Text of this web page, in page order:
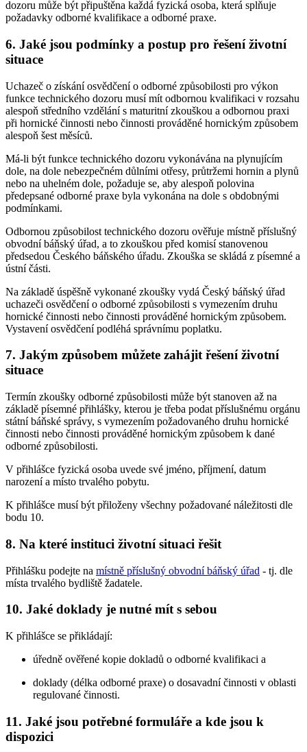
dozoru může být připuštěna každá fyzická osoba, která splňuje
požadavky odborné kvalifikace a odborné praxe.
6. Jaké jsou podmínky a postup pro řešení životní
situace
Uchazeč o získání osvědčení o odborné způsobilosti pro výkon
funkce technického dozoru musí mít odbornou kvalifikaci v rozsahu
alespoň středního vzdělání s maturitní zkouškou a odbornou praxi
při hornické činnosti nebo činnosti prováděné hornickým způsobem
alespoň šest měsíců.
Má-li být funkce technického dozoru vykonávána na plynujícím
dole, na dole nebezpečném důlními otřesy, průtržemi hornin a plynů
nebo na uhelném dole, požaduje se, aby alespoň polovina
předepsané odborné praxe byla vykonána na dole s obdobnými
podmínkami.
Odbornou způsobilost technického dozoru ověřuje místně příslušný
obvodní báňský úřad, a to zkouškou před komisí stanovenou
předsedou Českého báňského úřadu. Zkouška se skládá z písemné a
ústní části.
Na základě úspěšně vykonané zkoušky vydá Český báňský úřad
uchazeči osvědčení o odborné způsobilosti s vymezením druhu
hornické činnosti nebo činnosti prováděné hornickým způsobem.
Vystavení osvědčení podléhá správnímu poplatku.
7. Jakým způsobem můžete zahájit řešení životní
situace
Termín zkoušky odborné způsobilosti může být stanoven až na
základě písemné přihlášky, kterou je třeba podat příslušnému orgánu
státní báňské správy, s vymezením požadovaného druhu hornické
činnosti nebo činnosti prováděné hornickým způsobem k dané
odborné způsobilosti.
V přihlášce fyzická osoba uvede své jméno, příjmení, datum
narození a místo trvalého pobytu.
K přihlášce musí být přiloženy všechny požadované náležitosti dle
bodu 10.
8. Na které instituci životní situaci řešit
Přihlášku podejte na místně příslušný obvodní báňský úřad - tj. dle
místa trvalého bydliště žadatele.
10. Jaké doklady je nutné mít s sebou
K přihlášce se přikládají:
úředně ověřené kopie dokladů o odborné kvalifikaci a
doklady (délka odborné praxe) o dosavadní činnosti v oblasti
regulované činnosti.
11. Jaké jsou potřebné formuláře a kde jsou k
dispozici